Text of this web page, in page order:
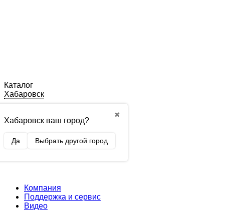
Каталог
Хабаровск
✖
Хабаровск ваш город?
Да Выбрать другой город
Компания
Поддержка и сервис
Видео